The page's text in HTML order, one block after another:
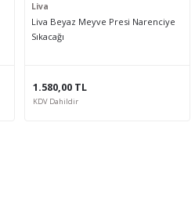
Liva
Liva Beyaz Meyve Presi Narenciye
Sıkacağı
1.580,00 TL
KDV Dahildir